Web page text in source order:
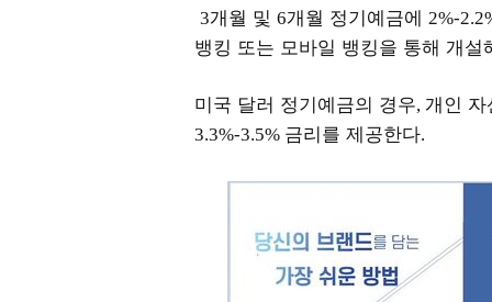
3개월 및 6개월 정기예금에 2%-
뱅킹 또는 모바일 뱅킹을 통해 개설
미국 달러 정기예금의 경우, 개인
3.3%-3.5% 금리를 제공한다.